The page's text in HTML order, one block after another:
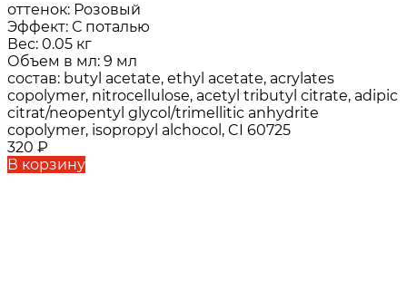
оттенок: Розовый
Эффект: С поталью
Вес: 0.05 кг
Объем в мл: 9 мл
состав: butyl acetate, ethyl acetate, acrylates
copolymer, nitrocellulose, acetyl tributyl citrate, adipic
citrat/neopentyl glycol/trimellitic anhydrite
copolymer, isopropyl alchocol, CI 60725
320 ₽
В корзину